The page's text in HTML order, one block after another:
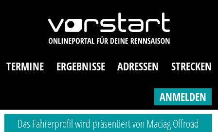
TERMINE ERGEBNISSE ADRESSEN STRECKEN
ANMELDEN
Das Fahrerprofil wird präsentiert von Maciag Offroad